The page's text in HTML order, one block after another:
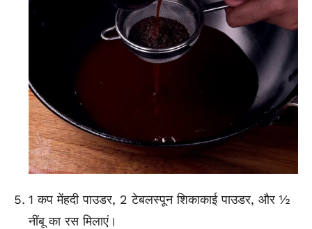
1 कप मेंहदी पाउडर, 2 टेबलस्पून शिकाकाई पाउडर, और ½
नींबू का रस मिलाएं।